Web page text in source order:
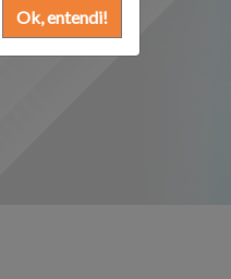
Ok, entendi!